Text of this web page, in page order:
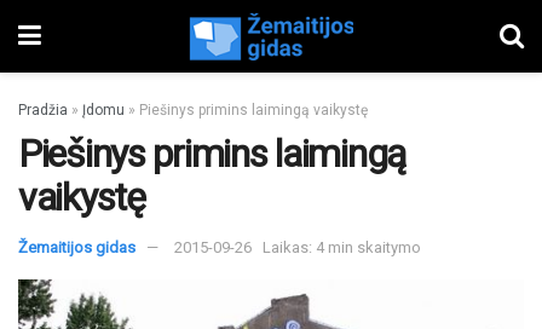
Pradžia » Įdomu » Piešinys primins laimingą vaikystę
Piešinys primins laimingą
vaikystę
Žemaitijos gidas 2015-09-26 Laikas: 4 min skaitymo